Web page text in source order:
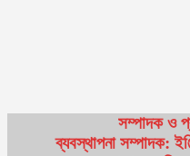
সম্পাদক ও
ব্যবস্থাপনা সম্পাদক: